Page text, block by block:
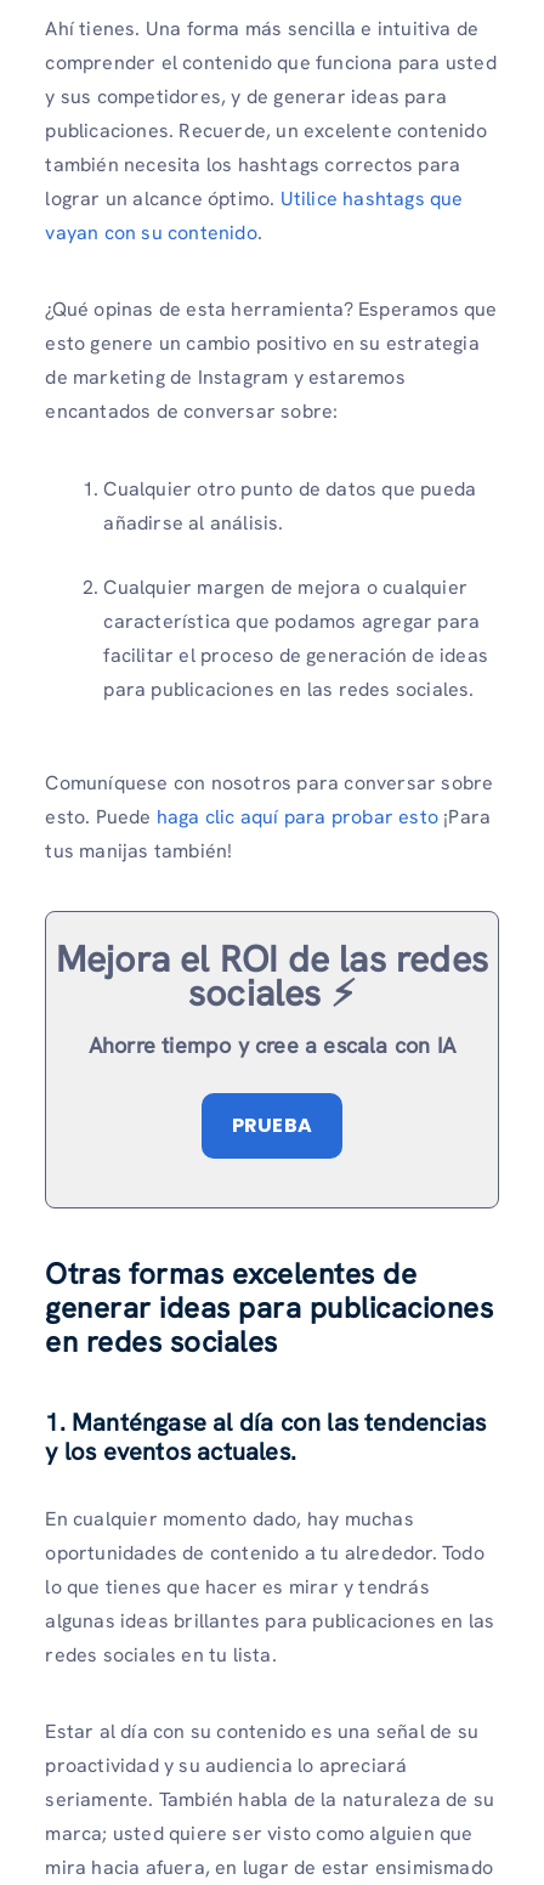
Ahí tienes. Una forma más sencilla e intuitiva de
comprender el contenido que funciona para usted
y sus competidores, y de generar ideas para
publicaciones. Recuerde, un excelente contenido
también necesita los hashtags correctos para
lograr un alcance óptimo. Utilice hashtags que
vayan con su contenido.
¿Qué opinas de esta herramienta? Esperamos que
esto genere un cambio positivo en su estrategia
de marketing de Instagram y estaremos
encantados de conversar sobre:
Cualquier otro punto de datos que pueda
añadirse al análisis.
Cualquier margen de mejora o cualquier
característica que podamos agregar para
facilitar el proceso de generación de ideas
para publicaciones en las redes sociales.
Comuníquese con nosotros para conversar sobre
esto. Puede haga clic aquí para probar esto ¡Para
tus manijas también!
Mejora el ROI de las redes
sociales ⚡️
Ahorre tiempo y cree a escala con IA
PRUEBA
Otras formas excelentes de
generar ideas para publicaciones
en redes sociales
1. Manténgase al día con las tendencias
y los eventos actuales.
En cualquier momento dado, hay muchas
oportunidades de contenido a tu alrededor. Todo
lo que tienes que hacer es mirar y tendrás
algunas ideas brillantes para publicaciones en las
redes sociales en tu lista.
Estar al día con su contenido es una señal de su
proactividad y su audiencia lo apreciará
seriamente. También habla de la naturaleza de su
marca; usted quiere ser visto como alguien que
mira hacia afuera, en lugar de estar ensimismado